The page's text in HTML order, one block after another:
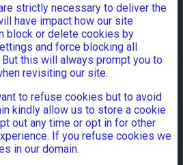
strictly necessary to deliver the
have impact how our site
block or delete cookies by
and force blocking all
this will always prompt you to
revisiting our site.
to refuse cookies but to avoid
kindly allow us to store a cookie
out any time or opt in for other
If you refuse cookies we
in our domain.